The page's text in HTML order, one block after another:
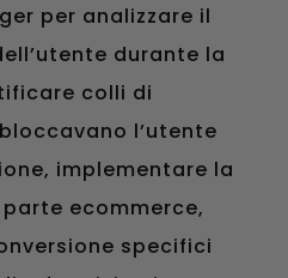
per analizzare il
durante la
colli di
l’utente
implementare la
ecommerce,
specifici